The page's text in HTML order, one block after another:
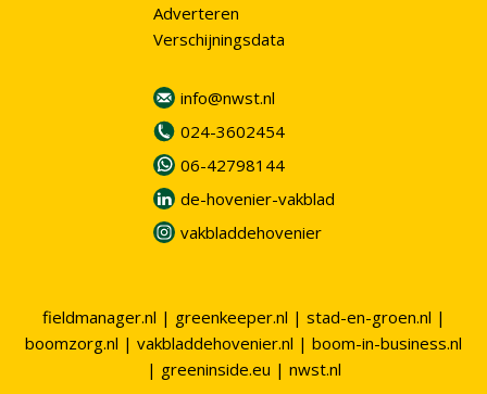
Adverteren
Verschijningsdata
info@nwst.nl
024-3602454
06-42798144
de-hovenier-vakblad
vakbladdehovenier
fieldmanager.nl | greenkeeper.nl | stad-en-groen.nl |
boomzorg.nl | vakbladdehovenier.nl | boom-in-business.nl
| greeninside.eu | nwst.nl